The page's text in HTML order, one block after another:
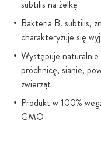
subtilis na żelkę
Bakteria B. subtilis,
charakteryzuje się
Występuje
próchnicę, sianie,
zwierząt
Produkt w 100%
GMO